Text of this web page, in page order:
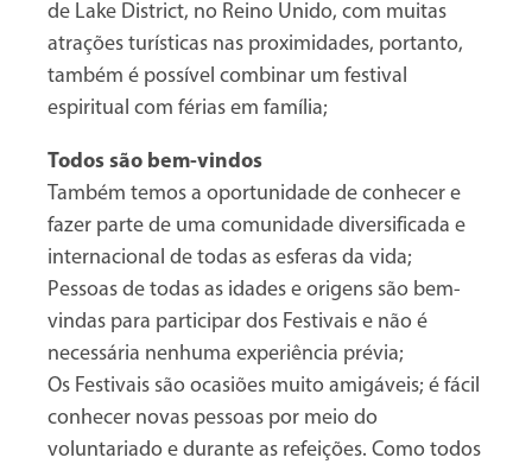
de Lake District, no Reino Unido, com muitas
atrações turísticas nas proximidades, portanto,
também é possível combinar um festival
espiritual com férias em família;
Todos são bem-vindos
Também temos a oportunidade de conhecer e
fazer parte de uma comunidade diversificada e
internacional de todas as esferas da vida;
Pessoas de todas as idades e origens são bem-
vindas para participar dos Festivais e não é
necessária nenhuma experiência prévia;
Os Festivais são ocasiões muito amigáveis; é fácil
conhecer novas pessoas por meio do
voluntariado e durante as refeições. Como todos